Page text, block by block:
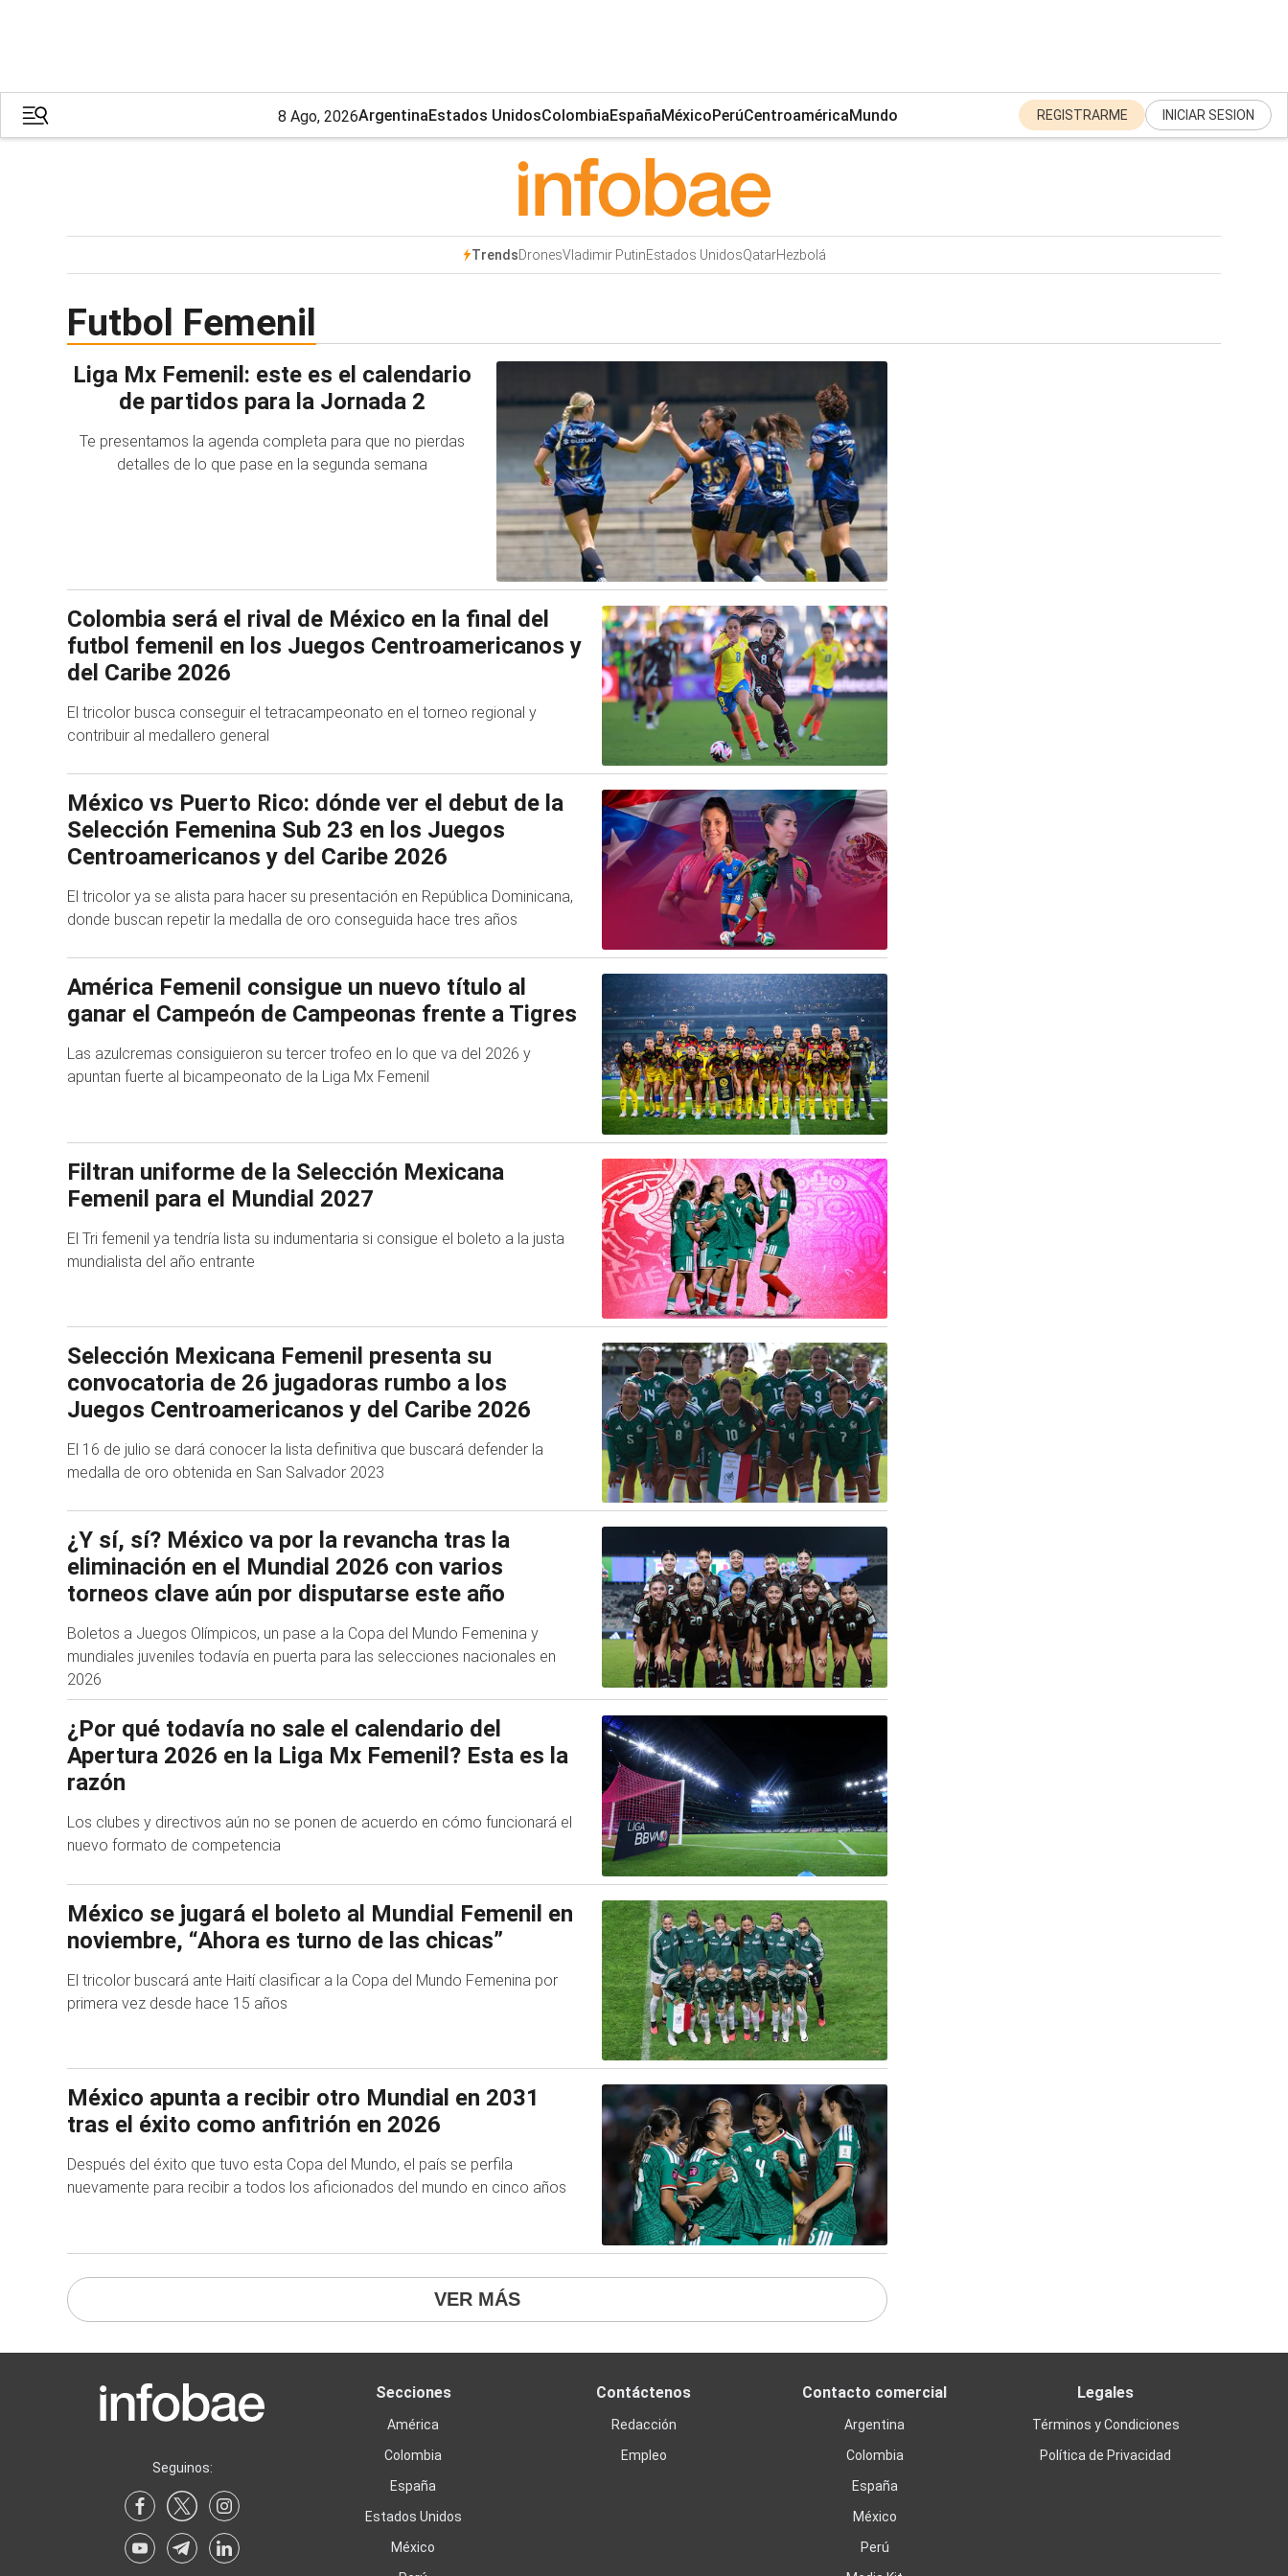
8 Ago, 2026ArgentinaEstados UnidosColombiaEspañaMéxicoPerúCentroaméricaMundo REGISTRARME INICIAR SESION
TrendsDronesVladimir PutinEstados UnidosQatarHezbolá
Futbol Femenil
Liga Mx Femenil: este es el calendario
de partidos para la Jornada 2
Te presentamos la agenda completa para que no pierdas
detalles de lo que pase en la segunda semana
Colombia será el rival de México en la final del
futbol femenil en los Juegos Centroamericanos y
del Caribe 2026
El tricolor busca conseguir el tetracampeonato en el torneo regional y
contribuir al medallero general
México vs Puerto Rico: dónde ver el debut de la
Selección Femenina Sub 23 en los Juegos
Centroamericanos y del Caribe 2026
El tricolor ya se alista para hacer su presentación en República Dominicana,
donde buscan repetir la medalla de oro conseguida hace tres años
América Femenil consigue un nuevo título al
ganar el Campeón de Campeonas frente a Tigres
Las azulcremas consiguieron su tercer trofeo en lo que va del 2026 y
apuntan fuerte al bicampeonato de la Liga Mx Femenil
Filtran uniforme de la Selección Mexicana
Femenil para el Mundial 2027
El Tri femenil ya tendría lista su indumentaria si consigue el boleto a la justa
mundialista del año entrante
Selección Mexicana Femenil presenta su
convocatoria de 26 jugadoras rumbo a los
Juegos Centroamericanos y del Caribe 2026
El 16 de julio se dará conocer la lista definitiva que buscará defender la
medalla de oro obtenida en San Salvador 2023
¿Y sí, sí? México va por la revancha tras la
eliminación en el Mundial 2026 con varios
torneos clave aún por disputarse este año
Boletos a Juegos Olímpicos, un pase a la Copa del Mundo Femenina y
mundiales juveniles todavía en puerta para las selecciones nacionales en
2026
¿Por qué todavía no sale el calendario del
Apertura 2026 en la Liga Mx Femenil? Esta es la
razón
Los clubes y directivos aún no se ponen de acuerdo en cómo funcionará el
nuevo formato de competencia
México se jugará el boleto al Mundial Femenil en
noviembre, “Ahora es turno de las chicas”
El tricolor buscará ante Haití clasificar a la Copa del Mundo Femenina por
primera vez desde hace 15 años
México apunta a recibir otro Mundial en 2031
tras el éxito como anfitrión en 2026
Después del éxito que tuvo esta Copa del Mundo, el país se perfila
nuevamente para recibir a todos los aficionados del mundo en cinco años
VER MÁS
Seguinos:
Secciones
América
Colombia
España
Estados Unidos
México
Contáctenos
Redacción
Empleo
Contacto comercial
Argentina
Colombia
España
México
Perú
Legales
Términos y Condiciones
Política de Privacidad